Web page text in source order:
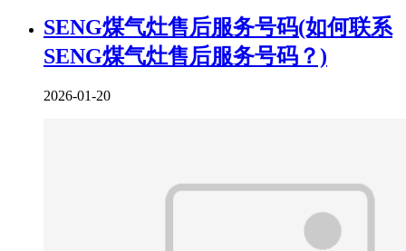
SENG煤气灶售后服务号码(如何联系
SENG煤气灶售后服务号码？)
2026-01-20